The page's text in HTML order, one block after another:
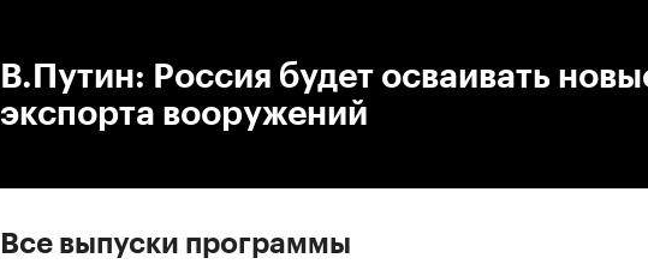
В.Путин: Россия будет осваивать
экспорта вооружений
Все выпуски программы